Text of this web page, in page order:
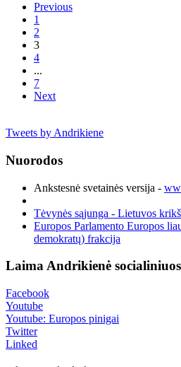
Previous
1
2
3
4
...
7
Next
Tweets by Andrikiene
Nuorodos
Ankstesnė svetainės versija -
Tėvynės sąjunga - Lietuvos
Europos Parlamento Europos
demokratų) frakcija
Laima Andrikienė
Facebook
Youtube
Youtube: Europos pinigai
Twitter
Linked